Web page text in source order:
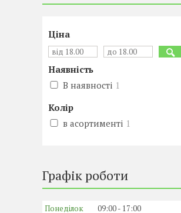
Ціна
Наявність
В наявності 1
Колір
в асортименті 1
Графік роботи
Понеділок 09:00
17:00